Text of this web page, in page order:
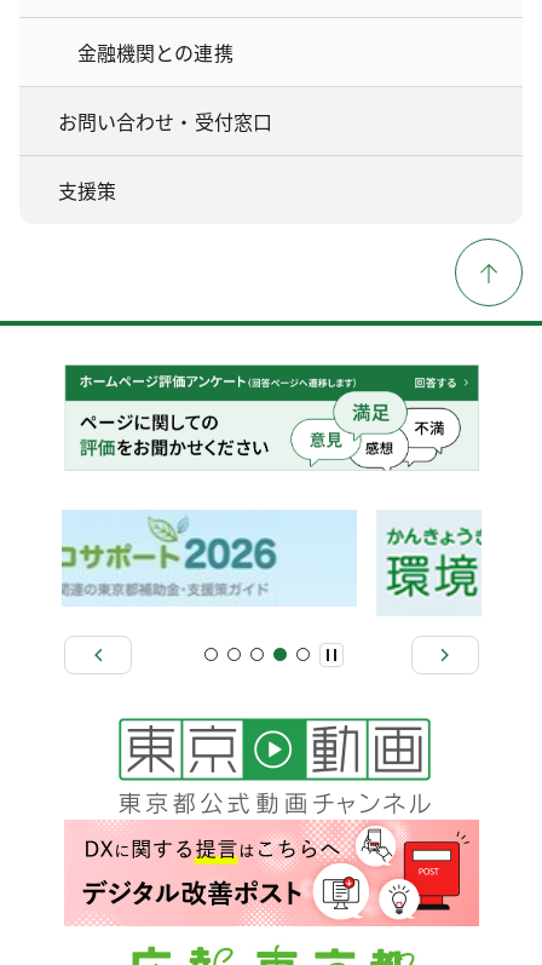
金融機関との連携
お問い合わせ・受付窓口
支援策